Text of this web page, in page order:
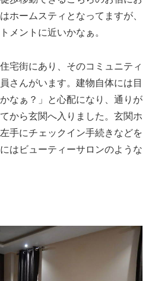
ホームスティとなってますが、
メントに近いかなぁ。
宅街にあり、そのコミュニティ
さんがいます。建物自体には目
なぁ？」と心配になり、通りが
から玄関へ入りました。玄関ホ
手にチェックイン手続きなどを
はビューティーサロンのような